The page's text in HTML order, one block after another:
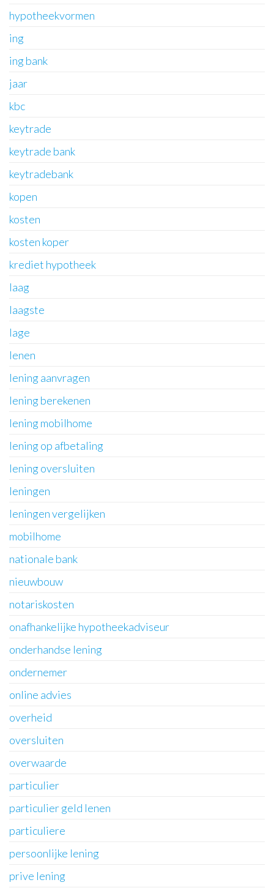
hypotheekvormen
ing
ing bank
jaar
kbc
keytrade
keytrade bank
keytradebank
kopen
kosten
kosten koper
krediet hypotheek
laag
laagste
lage
lenen
lening aanvragen
lening berekenen
lening mobilhome
lening op afbetaling
lening oversluiten
leningen
leningen vergelijken
mobilhome
nationale bank
nieuwbouw
notariskosten
onafhankelijke hypotheekadviseur
onderhandse lening
ondernemer
online advies
overheid
oversluiten
overwaarde
particulier
particulier geld lenen
particuliere
persoonlijke lening
prive lening